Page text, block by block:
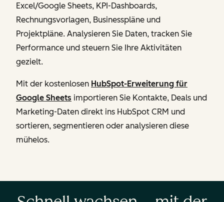
Excel/Google Sheets, KPI-Dashboards,
Rechnungsvorlagen, Businesspläne und
Projektpläne. Analysieren Sie Daten, tracken Sie
Performance und steuern Sie Ihre Aktivitäten
gezielt.
Mit der kostenlosen HubSpot-Erweiterung für
Google Sheets importieren Sie Kontakte, Deals und
Marketing-Daten direkt ins HubSpot CRM und
sortieren, segmentieren oder analysieren diese
mühelos.